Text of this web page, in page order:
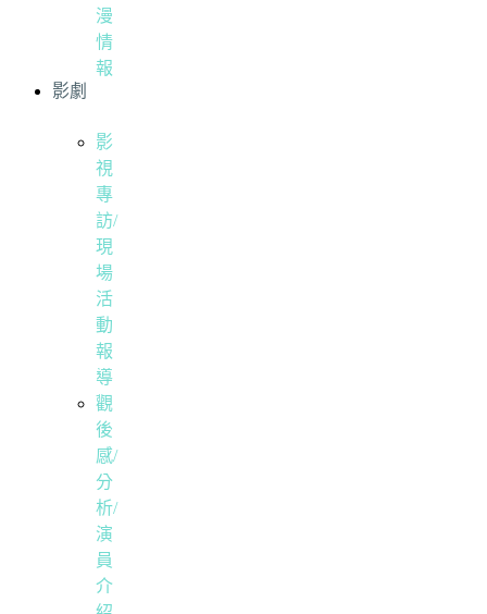
漫
情
報
影劇
影
視
專
訪/
現
場
活
動
報
導
觀
後
感/
分
析/
演
員
介